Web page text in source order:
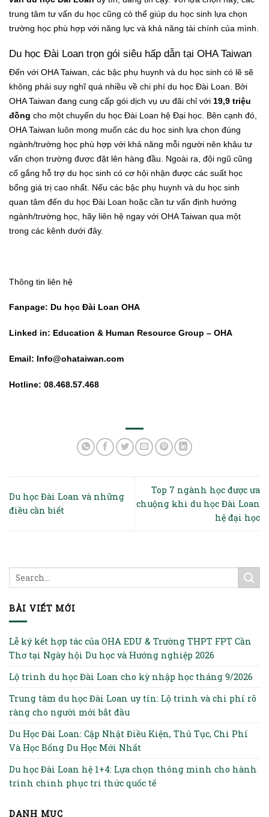
trung tâm tư vấn du học cũng có thể giúp du học sinh lựa chọn
trường học phù hợp với năng lực và khả năng tài chính của mình.
Du học Đài Loan trọn gói siêu hấp dẫn tại OHA Taiwan
Đến với OHA Taiwan, các bậc phụ huynh và du học sinh có lẽ sẽ
không phải suy nghĩ quá nhiều về chi phí du học Đài Loan. Bởi
OHA Taiwan đang cung cấp gói dịch vụ ưu đãi chỉ với 19,9 triệu
đồng cho một chuyến du học Đài Loan hệ Đại học. Bên cạnh đó,
OHA Taiwan luôn mong muốn các du học sinh lựa chọn đúng
ngành/trường học phù hợp với khả năng mỗi người nên khâu tư
vấn chọn trường được đặt lên hàng đầu. Ngoài ra, đội ngũ cũng
cố gắng hỗ trợ du học sinh có cơ hội nhận được các suất học
bổng giá trị cao nhất. Nếu các bậc phụ huynh và du học sinh
quan tâm đến du học Đài Loan hoặc cần tư vấn định hướng
ngành/trường học, hãy liên hệ ngay với OHA Taiwan qua một
trong các kênh dưới đây.
Thông tin liên hệ
Fanpage: Du học Đài Loan OHA
Linked in: Education & Human Resource Group – OHA
Email: Info@ohataiwan.com
Hotline: 08.468.57.468
Du học Đài Loan và những
điều cần biết
Top 7 ngành học được ưa
chuộng khi du học Đài Loan
hệ đại học
BÀI VIẾT MỚI
Lễ ký kết hợp tác của OHA EDU & Trường THPT FPT Cần
Thơ tại Ngày hội Du học và Hướng nghiệp 2026
Lộ trình du học Đài Loan cho kỳ nhập học tháng 9/2026
Trung tâm du học Đài Loan uy tín: Lộ trình và chi phí rõ
ràng cho người mới bắt đầu
Du Học Đài Loan: Cập Nhật Điều Kiện, Thủ Tục, Chi Phí
Và Học Bổng Du Học Mới Nhất
Du học Đài Loan hệ 1+4: Lựa chọn thông minh cho hành
trình chinh phục tri thức quốc tế
DANH MỤC